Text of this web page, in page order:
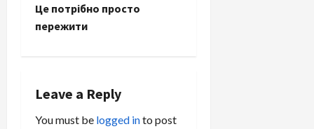
t
v
Це потрібно просто
пережити
Leave a Reply
You must be logged into post